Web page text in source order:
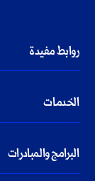
روابط مفيدة
الخدمات
البرامج والمبادرات